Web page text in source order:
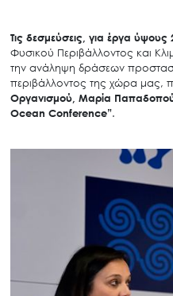
Τις δεσμεύσεις, για έργα
Φυσικού Περιβάλλοντος και
την ανάληψη δράσεων
περιβάλλοντος της χώρα μας,
Οργανισμού, Μαρία
Ocean Conference”.